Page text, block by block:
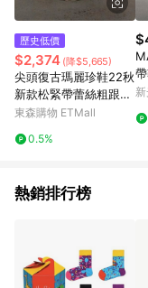
歷史低價
$2,374 (降$5,665)
尖頭復古瑪麗珍鞋22秋
新款松緊帶蕾絲粗跟單
鞋杏色中跟鞋
東森購物 ETMall
0.5%
熱銷排行榜